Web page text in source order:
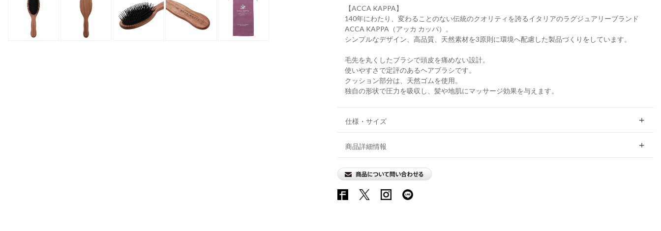
【ACCA KAPPA】
140年にわたり、変わることのない伝統のクオリティを誇るイタリアのラグジュアリーブランド
ACCA KAPPA（アッカ カッパ）。
シンプルなデザイン、高品質、天然素材を3原則に環境へ配慮した製品づくりをしています。
毛先を丸くしたブラシで頭皮を痛めない設計。
使いやすさで定評のあるヘアブラシです。
クッション部分は、天然ゴムを使用。
独自の形状で圧力を吸収し、髪や地肌にマッサージ効果を与えます。
仕様・サイズ
商品詳細情報